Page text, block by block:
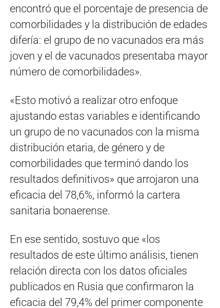
encontró que el porcentaje de presencia de
comorbilidades y la distribución de edades
difería: el grupo de no vacunados era más
joven y el de vacunados presentaba mayor
número de comorbilidades».
«Esto motivó a realizar otro enfoque
ajustando estas variables e identificando
un grupo de no vacunados con la misma
distribución etaria, de género y de
comorbilidades que terminó dando los
resultados definitivos» que arrojaron una
eficacia del 78,6%, informó la cartera
sanitaria bonaerense.
En ese sentido, sostuvo que «los
resultados de este último análisis, tienen
relación directa con los datos oficiales
publicados en Rusia que confirmaron la
eficacia del 79,4% del primer componente